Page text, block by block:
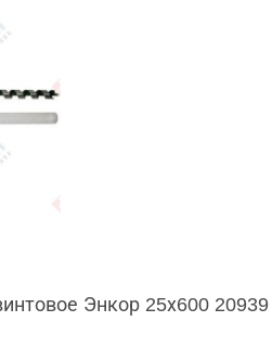
Энкор 25х600 20939